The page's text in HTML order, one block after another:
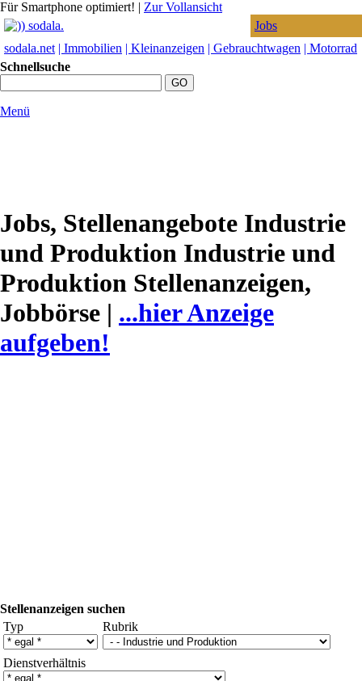
Für Smartphone optimiert! | Zur Vollansicht
Jobs
sodala.net | Immobilien | Kleinanzeigen | Gebrauchtwagen | Motorrad
Schnellsuche
Menü
Jobs, Stellenangebote Industrie
und Produktion Industrie und
Produktion Stellenanzeigen,
Jobbörse | ...hier Anzeige
aufgeben!
Stellenanzeigen suchen
Typ
Rubrik
Dienstverhältnis